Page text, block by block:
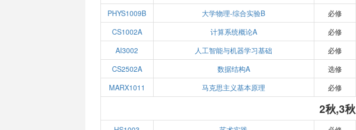
PHYS1009B
大学物理-综合实验B 必修
CS1002A
计算系统概论A 必修
AI3002
人工智能与机器学习基础 必修
CS2502A
数据结构A 选修
MARX1011
马克思主义基本原理 必修
2秋,3秋